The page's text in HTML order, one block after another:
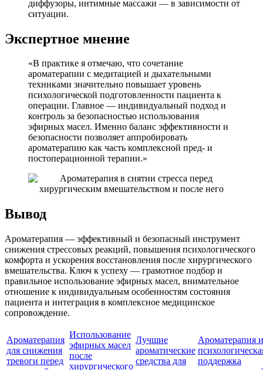
диффузоры, интимные массажи — в зависимости от
ситуации.
Экспертное мнение
«В практике я отмечаю, что сочетание
ароматерапии с медитацией и дыхательными
техниками значительно повышает уровень
психологической подготовленности пациента к
операции. Главное — индивидуальный подход и
контроль за безопасностью использования
эфирных масел. Именно баланс эффективности и
безопасности позволяет аппробировать
ароматерапию как часть комплексной пред- и
постоперационной терапии.»
Вывод
Ароматерапия — эффективный и безопасный инструмент
снижения стрессовых реакций, повышения психологического
комфорта и ускорения восстановления после хирургического
вмешательства. Ключ к успеху — грамотное подбор и
правильное использование эфирных масел, внимательное
отношение к индивидуальным особенностям состояния
пациента и интеграция в комплексное медицинское
сопровождение.
Ароматерапия
для снижения
тревоги перед
Использование
эфирных масел
после
хирургического
Лучшие
ароматические
средства для
Ароматерапия и
поддержка